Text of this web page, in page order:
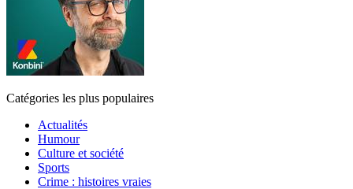
Catégories les plus populaires
Actualités
Humour
Culture et société
Sports
Crime : histoires vraies